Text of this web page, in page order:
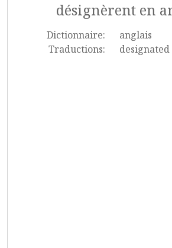
désignèrent en
Dictionnaire:
anglais
Traductions:
designated